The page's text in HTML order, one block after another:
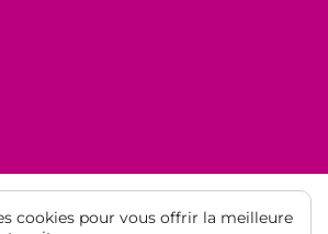
cookies pour vous offrir la meilleure